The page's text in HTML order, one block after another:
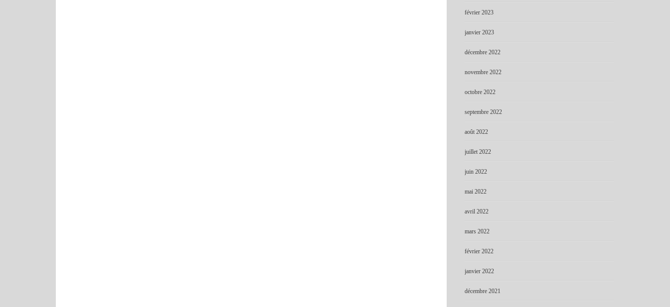
février 2023
janvier 2023
décembre 2022
novembre 2022
octobre 2022
septembre 2022
août 2022
juillet 2022
juin 2022
mai 2022
avril 2022
mars 2022
février 2022
janvier 2022
décembre 2021